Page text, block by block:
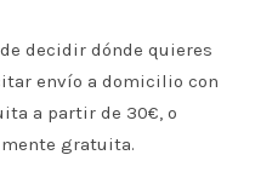
decidir dónde quieres
envío a domicilio con
a partir de 30€, o
gratuita.